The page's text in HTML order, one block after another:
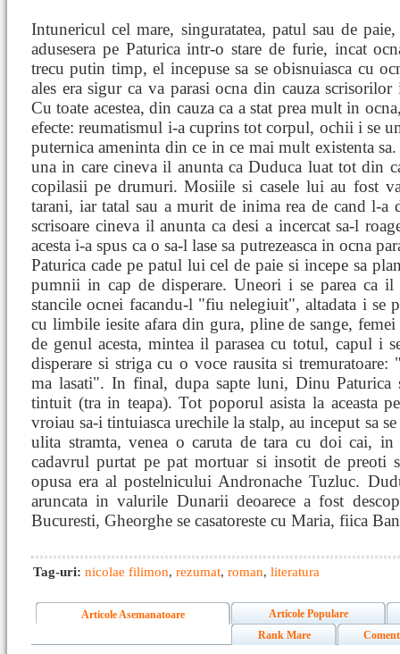
Intunericul cel mare, singuratatea, patul sau de
adusesera pe Paturica intr-o stare de furie, incat
trecu putin timp, el incepuse sa se obisnuiasca cu
ales era sigur ca va parasi ocna din cauza
Cu toate acestea, din cauza ca a stat prea mult in
efecte: reumatismul i-a cuprins tot corpul, ochii i se
puternica ameninta din ce in ce mai mult existenta
una in care cineva il anunta ca Duduca luat tot din
copilasii pe drumuri. Mosiile si casele lui au fost
tarani, iar tatal sau a murit de inima rea de cand l-a
scrisoare cineva il anunta ca desi a incercat sa-l
acesta i-a spus ca o sa-l lase sa putrezeasca in ocna
Paturica cade pe patul lui cel de paie si incepe sa
pumnii in cap de disperare. Uneori i se parea ca
stancile ocnei facandu-l "fiu nelegiuit", altadata i se
cu limbile iesite afara din gura, pline de sange,
de genul acesta, mintea il parasea cu totul, capul i
disperare si striga cu o voce rausita si
ma lasati". In final, dupa sapte luni, Dinu Paturica
tintuit (tra in teapa). Tot poporul asista la aceasta
vroiau sa-i tintuiasca urechile la stalp, au inceput sa
ulita stramta, venea o caruta de tara cu doi cai,
cadavrul purtat pe pat mortuar si insotit de preoti
opusa era al postelnicului Andronache Tuzluc.
aruncata in valurile Dunarii deoarece a fost
Bucuresti, Gheorghe se casatoreste cu Maria, fiica
Tag-uri: nicolae filimon, rezumat, roman, literatura
Articole Asemanatoare
Articole Populare
Rank Mare